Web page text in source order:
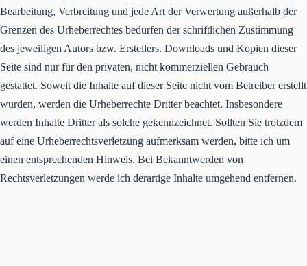
Bearbeitung, Verbreitung und jede Art der Verwertung außerhalb der
Grenzen des Urheberrechtes bedürfen der schriftlichen Zustimmung
des jeweiligen Autors bzw. Erstellers. Downloads und Kopien dieser
Seite sind nur für den privaten, nicht kommerziellen Gebrauch
gestattet. Soweit die Inhalte auf dieser Seite nicht vom Betreiber erstellt
wurden, werden die Urheberrechte Dritter beachtet. Insbesondere
werden Inhalte Dritter als solche gekennzeichnet. Sollten Sie trotzdem
auf eine Urheberrechtsverletzung aufmerksam werden, bitte ich um
einen entsprechenden Hinweis. Bei Bekanntwerden von
Rechtsverletzungen werde ich derartige Inhalte umgehend entfernen.